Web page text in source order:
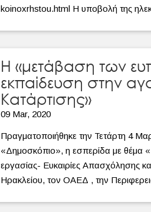
koinoxrhstou.html Η υποβολή της
Η «μετάβαση των
εκπαίδευση στην
Κατάρτισης»
09 Mar, 2020
Πραγματοποιήθηκε την Τετάρτη 4
«Δημοσκόπιο», η εσπερίδα με θέμα
εργασίας- Ευκαιρίες Απασχόλησης
Ηρακλείου, τον ΟΑΕΔ , την